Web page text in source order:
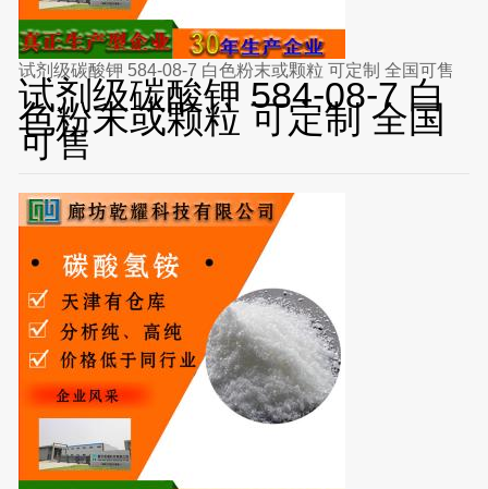
试剂级碳酸钾 584-08-7 白色粉末或颗粒 可定制 全国可售
试剂级碳酸钾 584-08-7 白
色粉末或颗粒 可定制 全国
可售